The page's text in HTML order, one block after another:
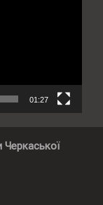
01:27
Черкаської